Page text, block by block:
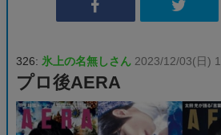
326: 氷上の名無しさん 2023/12/03(日)
プロ後AERA